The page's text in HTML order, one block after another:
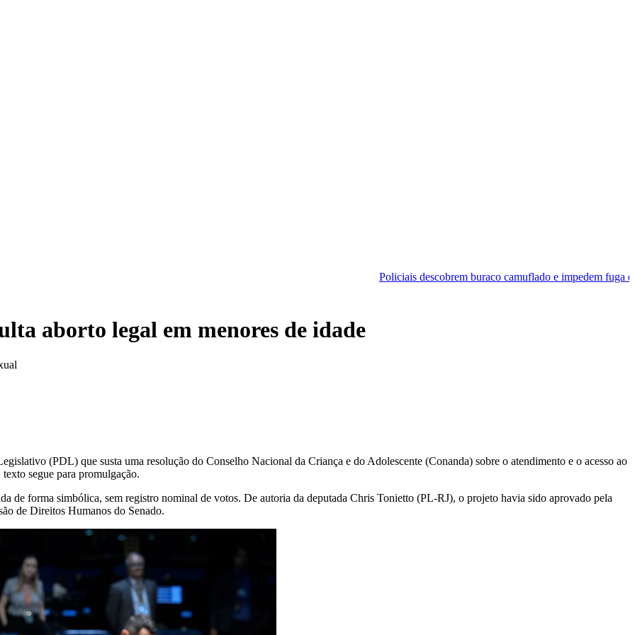
Policiais descobrem buraco camuflado e impedem fuga em cadeia de
aborto legal em menores de idade
(PDL) que susta uma resolução do Conselho Nacional da Criança e do Adolescente (Conanda) sobre o atendimento e o acesso ao
segue para promulgação.
de forma simbólica, sem registro nominal de votos. De autoria da deputada Chris Tonietto (PL-RJ), o projeto havia sido aprovado pela
de Direitos Humanos do Senado.